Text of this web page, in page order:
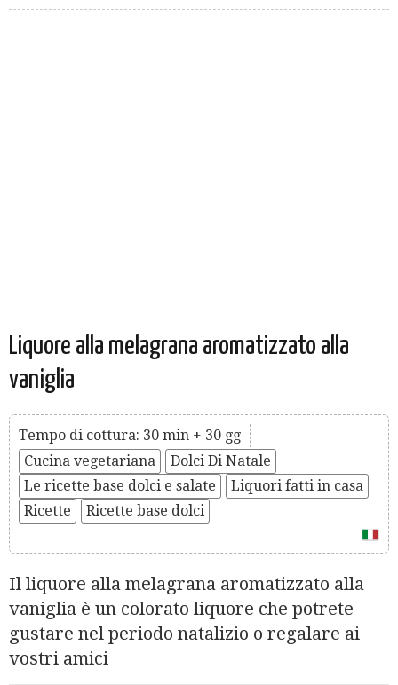
Liquore alla melagrana aromatizzato alla
vaniglia
Tempo di cottura: 30 min + 30 gg
Cucina vegetariana
Dolci Di Natale
Le ricette base dolci e salate
Liquori fatti in casa
Ricette
Ricette base dolci
Il liquore alla melagrana aromatizzato alla
vaniglia è un colorato liquore che potrete
gustare nel periodo natalizio o regalare ai
vostri amici